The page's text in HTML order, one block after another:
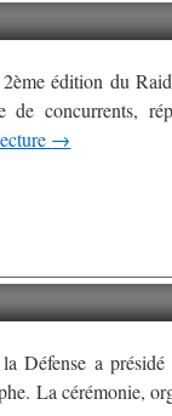
édition du
de concurrents,
→
Défense a
La cérémonie,